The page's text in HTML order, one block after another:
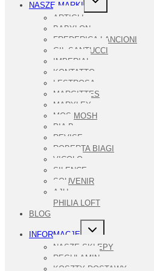
NASZE MARKI
ARTIGLI
BABYLON
FREDERICA LANCIONI
GIL SANTUCCI
IMPERIAL
KONTATTO
LESTROSA
MARGITTES
MARYLEY
MOS MOSH
PIA B
REVISE
ROBERTA BIAGI
VICOLO
SILENCE
SOUVENIR
AJU
PHILIA LOFT
BLOG
INFORMACJE
PRZEŁĄCZ
MENU
PODRZĘDNE
NASZE SKLEPY
REGULAMIN
KOSZTY DOSTAWY